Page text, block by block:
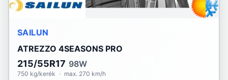
SAILUN
ATREZZO 4SEASONS PRO
215/55R17 98W
750 kg/kerék · max. 270 km/h